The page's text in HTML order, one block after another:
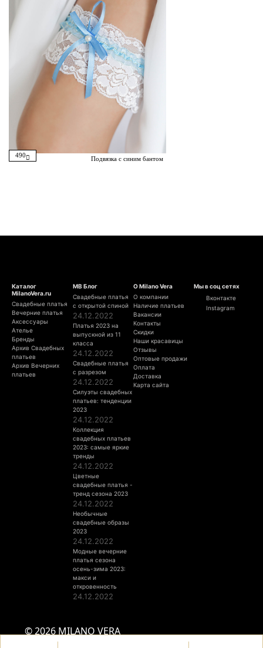
490 Подвязка с синим бантом
Каталог
MilanoVera.ru
Свадебные платья
Вечерние платья
Аксессуары
Ателье
Бренды
Архив Свадебных
платьев
Архив Вечерних
платьев
МВ Блог
Свадебные платья
с открытой спиной
24.12.2022
Платья 2023 на
выпускной из 11
класса
24.12.2022
Свадебные платья
с разрезом
24.12.2022
Силуэты свадебных
платьев: тенденции
2023
24.12.2022
Коллекция
свадебных платьев
2023: самые яркие
тренды
24.12.2022
Цветные
свадебные платья -
тренд сезона 2023
24.12.2022
Необычные
свадебные образы
2023
24.12.2022
Модные вечерние
платья сезона
осень-зима 2023:
макси и
откровенность
24.12.2022
О Milano Vera
О компании
Наличие платьев
Вакансии
Контакты
Скидки
Наши красавицы
Отзывы
Оптовые продажи
Оплата
Доставка
Карта сайта
Мы в соц сетях
Вконтакте
Instagram
© 2026 MILANO VERA